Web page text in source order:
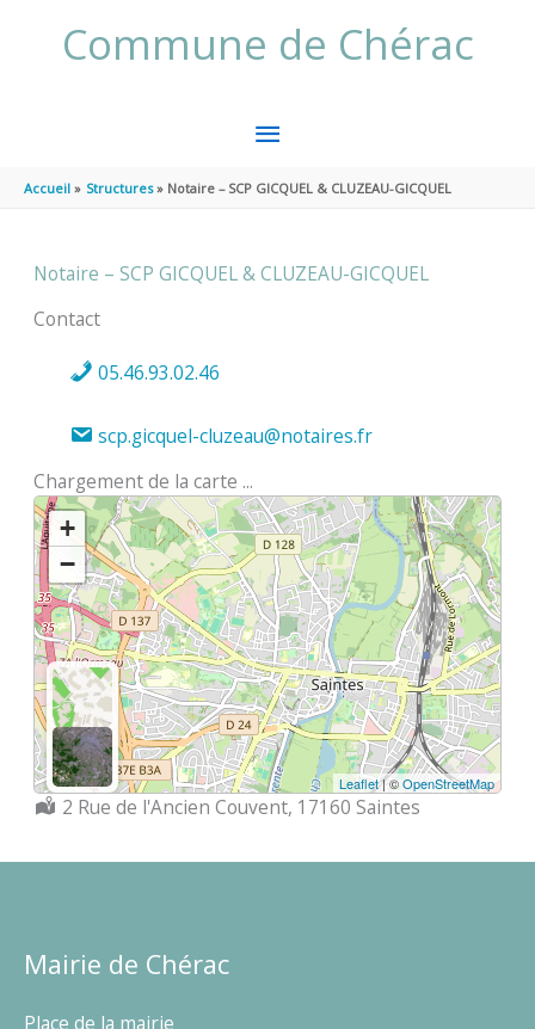
Commune de Chérac
MENU
PRINCIPAL
Accueil Structures Notaire – SCP GICQUEL & CLUZEAU-GICQUEL
Notaire – SCP GICQUEL & CLUZEAU-GICQUEL
Contact
05.46.93.02.46
scp.gicquel-cluzeau@notaires.fr
Chargement de la carte ...
+
−
Leaflet| ©OpenStreetMap
Localisation :
2 Rue de l'Ancien Couvent, 17160 Saintes
Mairie de Chérac
Place de la mairie